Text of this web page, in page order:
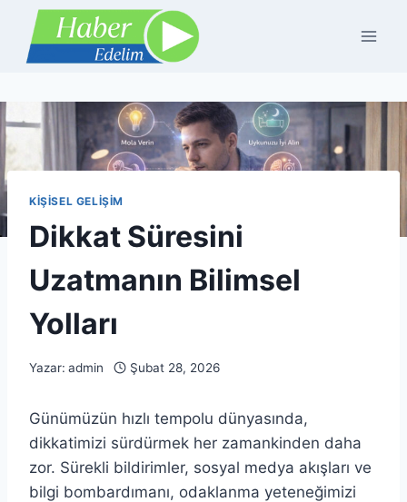
content
KIŞISEL GELIŞIM
Dikkat Süresini
Uzatmanın Bilimsel
Yolları
Yazar: admin Şubat 28, 2026
Günümüzün hızlı tempolu dünyasında,
dikkatimizi sürdürmek her zamankinden daha
zor. Sürekli bildirimler, sosyal medya akışları ve
bilgi bombardımanı, odaklanma yeteneğimizi